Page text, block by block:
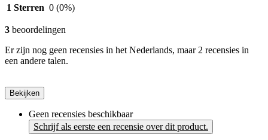
1 Sterren 0 (0%)
3 beoordelingen
Er zijn nog geen recensies in het Nederlands, maar 2 recensies in
een andere talen.
Bekijken
Geen recensies beschikbaar
Schrijf als eerste een recensie over dit product.